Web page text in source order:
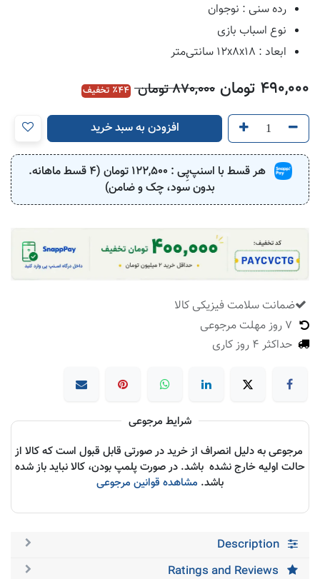
رده سنی : نوجوان
نوع اسباب بازی
ابعاد : ۱۲x۸x۱۸ سانتی‌متر
490,000 تومان 870,000تومان 44٪ تخفیف
افزودن به سبد خرید
هر قسط با اسنپ‌پِی : 122,500
تومان (4 قسط ماهانه.
بدون سود، چک و ضامن)
ضمانت سلامت فیزیکی کالا
حداکثر 4 روز کاری
شرایط مرجوعی
مرجوعی به دلیل انصراف از خرید در صورتی قابل قبول است که کالا از
حالت اولیه خارج نشده باشد. در صورت پلمپ بودن، کالا نباید باز شده
باشد. مشاهده قوانین مرجوعی
Description
Ratings and Reviews